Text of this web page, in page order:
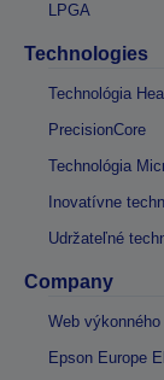
LPGA
Technologies
Technológia
PrecisionCore
Technológia
Inovatívne
Udržateľné
Company
Web
Epson Europe